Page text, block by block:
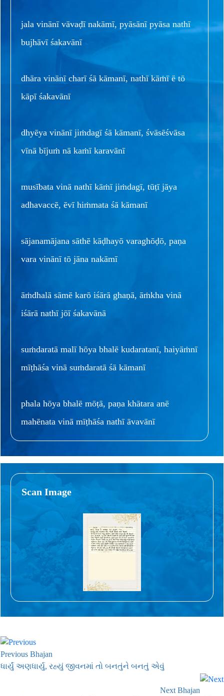
jala vinānī vāvaḍī nakāmī, pyāsānī pyāsa nathī
bujhāvī śakavānī
dhāra vinānī charī śā kāmanī, nathī kāṁī ē tō
kāpī śakavānī
dhyēya vinānī jiṁdagī śā kāmanī, śvāsēśvāsa
vīnā bījuṁ nā kaṁī karavānī
musībata vinā nathī kāṁī jiṁdagī, tūṭī jāya
adhavaccē, ēvī hiṁmata śā kāmanī
sājanamājana sāthē kāḍhayō varaghōḍō, paṇa
vara vinānī tō jāna nakāmī
āṁdhalā sāmē karō iśārā ghaṇā, āṁkha vinā
iśārā nathī jōī śakavānā
suṁdaratā malī hōya bhalē kudaratanī, haiyāṁnī
mīṭhāśa vinā suṁdaratā śā kāmanī
phala hōya bhalē mōṭā, paṇa khātara anē
mahēnata vinā mīṭhāśa nathī āvavānī
Scan Image
Previous Bhajan
ધાર્યું અણધાર્યુ, રહ્યું જીવનમાં તો બનતુંને બનતું એવું
Next Bhajan